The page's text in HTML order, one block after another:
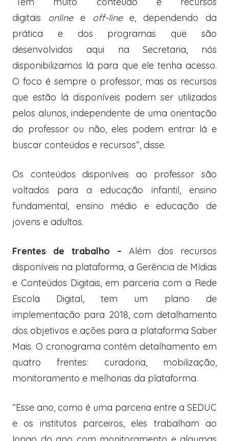
digitais onlinee off-linee, dependendo da
prática e dos programas que são
desenvolvidos aqui na Secretaria, nós
disponibilizamos lá para que ele tenha acesso.
O foco é sempre o professor, mas os recursos
que estão lá disponíveis podem ser utilizados
pelos alunos, independente de uma orientação
do professor ou não, eles podem entrar lá e
buscar conteúdos e recursos”, disse.
Os conteúdos disponíveis ao professor são
voltados para a educação infantil, ensino
fundamental, ensino médio e educação de
jovens e adultos.
Frentes de trabalho – Além dos recursos
disponíveis na plataforma, a Gerência de Mídias
e Conteúdos Digitais, em parceria com a Rede
Escola Digital, tem um plano de
implementação para 2018, com detalhamento
dos objetivos e ações para a plataforma Saber
Mais. O cronograma contém detalhamento em
quatro frentes: curadoria, mobilização,
monitoramento e melhorias da plataforma.
“Esse ano, como é uma parceria entre a SEDUC
e os institutos parceiros, eles trabalham ao